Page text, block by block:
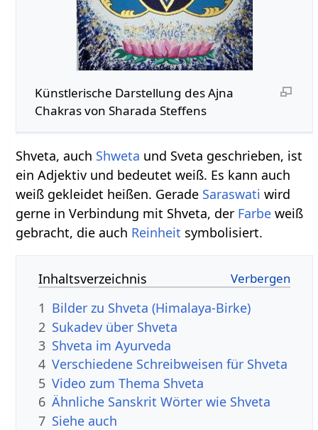
Künstlerische Darstellung des Ajna
Chakras von Sharada Steffens
Shveta, auch Shweta und Sveta geschrieben, ist
ein Adjektiv und bedeutet weiß. Es kann auch
weiß gekleidet heißen. Gerade Saraswati wird
gerne in Verbindung mit Shveta, der Farbe weiß
gebracht, die auch Reinheit symbolisiert.
Inhaltsverzeichnis
1 Bilder zu Shveta (Himalaya-Birke)
2 Sukadev über Shveta
3 Shveta im Ayurveda
4 Verschiedene Schreibweisen für Shveta
5 Video zum Thema Shveta
6 Ähnliche Sanskrit Wörter wie Shveta
7 Siehe auch